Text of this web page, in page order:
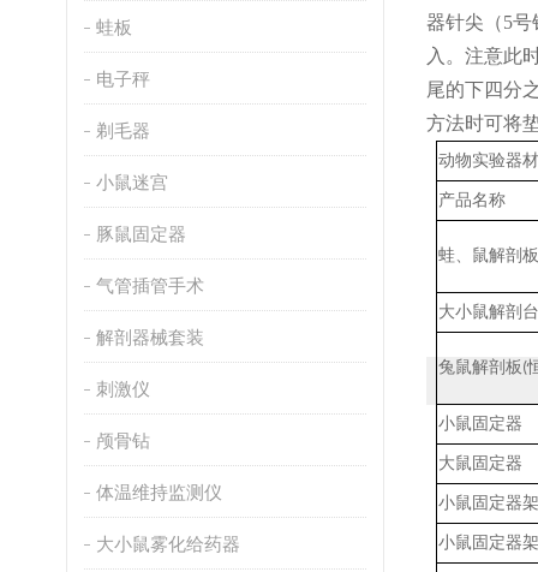
蛙板
电子秤
剃毛器
小鼠迷宫
豚鼠固定器
气管插管手术
解剖器械套装
刺激仪
颅骨钻
体温维持监测仪
大小鼠雾化给药器
器针尖（5号
入。注意此
尾的下四分
方法时可将
动物实验器
产品名称
蛙、鼠解剖
大小鼠解剖
兔鼠解剖板(
小鼠固定器
大鼠固定器
小鼠固定器
小鼠固定器